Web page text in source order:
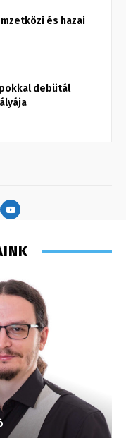
és hazai
debütál